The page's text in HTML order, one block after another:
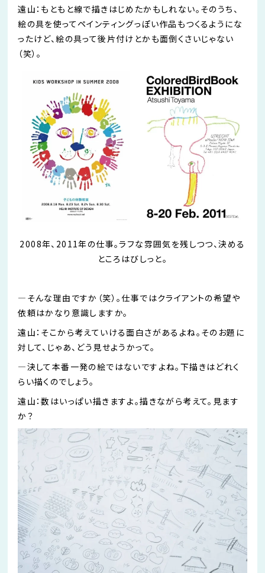
遠山：もともと線で描きはじめたかもしれない。そのうち、
絵の具を使ってペインティングっぽい作品もつくるようにな
ったけど、絵の具って後片付けとかも面倒くさいじゃない
（笑）。
2008年、2011年の仕事。ラフな雰囲気を残しつつ、決める
ところはびしっと。
―そんな理由ですか（笑）。仕事ではクライアントの希望や
依頼はかなり意識しますか。
遠山：そこから考えていける面白さがあるよね。そのお題に
対して、じゃあ、どう見せようかって。
―決して本番一発の絵ではないですよね。下描きはどれく
らい描くのでしょう。
遠山：数はいっぱい描きますよ。描きながら考えて。見ます
か？